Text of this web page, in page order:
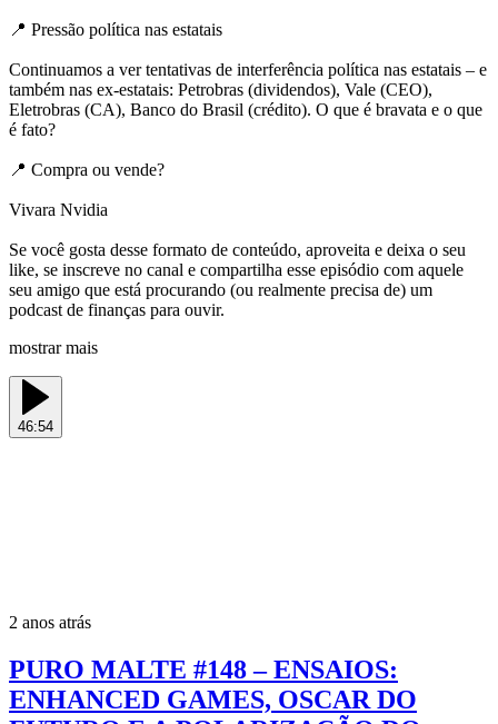
📍 Pressão política nas estatais
Continuamos a ver tentativas de interferência política nas estatais – e
também nas ex-estatais: Petrobras (dividendos), Vale (CEO),
Eletrobras (CA), Banco do Brasil (crédito). O que é bravata e o que
é fato?
📍 Compra ou vende?
Vivara Nvidia
Se você gosta desse formato de conteúdo, aproveita e deixa o seu
like, se inscreve no canal e compartilha esse episódio com aquele
seu amigo que está procurando (ou realmente precisa de) um
podcast de finanças para ouvir.
mostrar mais
46:54
2 anos atrás
PURO MALTE #148 – ENSAIOS:
ENHANCED GAMES, OSCAR DO